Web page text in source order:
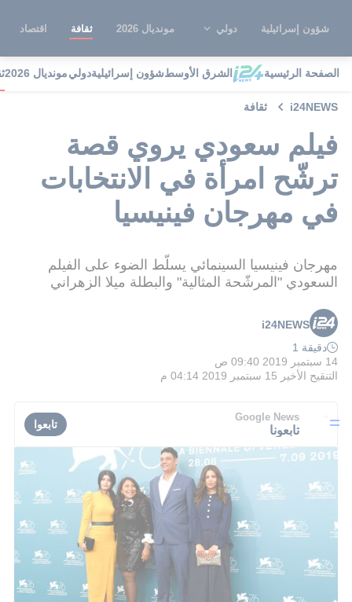
شؤون إسرائيلية دولي مونديال 2026 ثقافة اقتصاد
الصفحة الرئيسية الشرق الأوسطشؤون إسرائيليةدوليمونديال 2026
i24NEWS ثقافة
فيلم سعودي يروي قصة
ترشّح امرأة في الانتخابات
في مهرجان فينيسيا
مهرجان فينيسيا السينمائي يسلّط الضوء على الفيلم
السعودي "المرشّحة المثالية" والبطلة ميلا الزهراني
i24NEWS
دقيقة 1
14 سبتمبر 2019 09:40 ص
التنقيح الأخير 15 سبتمبر 2019 04:14 م
Google News
تابعونا تابعوا